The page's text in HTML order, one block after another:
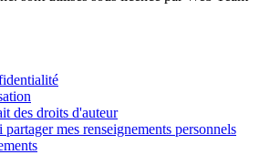
des droits d'auteur
mes renseignements personnels